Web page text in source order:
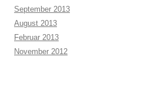
September 2013
August 2013
Februar 2013
November 2012